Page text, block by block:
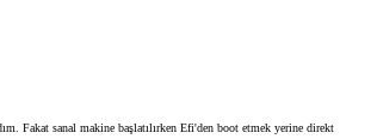
Fakat sanal makine başlatılırken Efi'den boot etmek yerine direkt